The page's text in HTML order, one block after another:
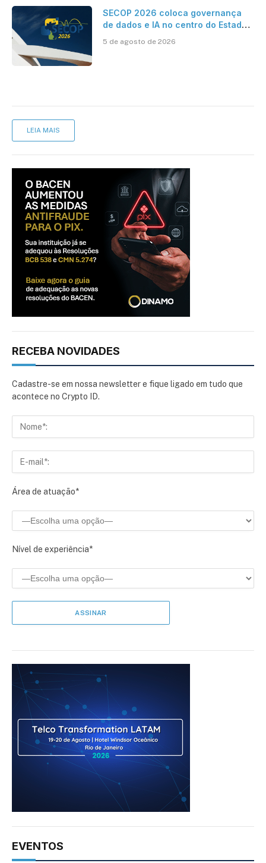
SECOP 2026 coloca governança
de dados e IA no centro do Estado
5 de agosto de 2026
LEIA MAIS
RECEBA NOVIDADES
Cadastre-se em nossa newsletter e fique ligado em tudo que
acontece no Crypto ID.
Área de atuação*
Nível de experiência*
EVENTOS